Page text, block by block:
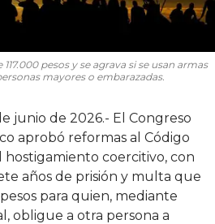
pesos y se agrava si se usan armas
mayores o embarazadas.
junio de 2026.- El Congreso
aprobó reformas al Código
coercitivo, con
años de prisión y multa que
para quien, mediante
obligue a otra persona a